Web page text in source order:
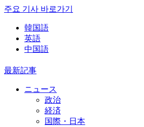
주요 기사 바로가기
韓国語
英語
中国語
最新記事
ニュース
政治
経済
国際・日本